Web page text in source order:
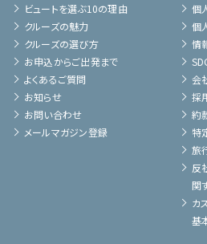
ビュートを選ぶ10の理由
クルーズの魅力
クルーズの選び方
お申込からご出発まで
よくあるご質問
お知らせ
お問い合わせ
メールマガジン登録
個
個
情
会
採
約
特
旅
反
関
カ
基